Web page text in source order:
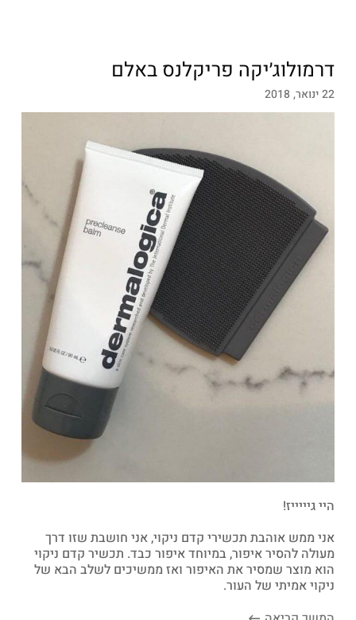
דרמולוג׳יקה פריקלנס באלם
22 ינואר, 2018
היי גיייייז!
אני ממש אוהבת תכשירי קדם ניקוי, אני חושבת שזו דרך
מעולה להסיר איפור, במיוחד איפור כבד. תכשיר קדם ניקוי
הוא מוצר שמסיר את האיפור ואז ממשיכים לשלב הבא של
ניקוי אמיתי של העור.